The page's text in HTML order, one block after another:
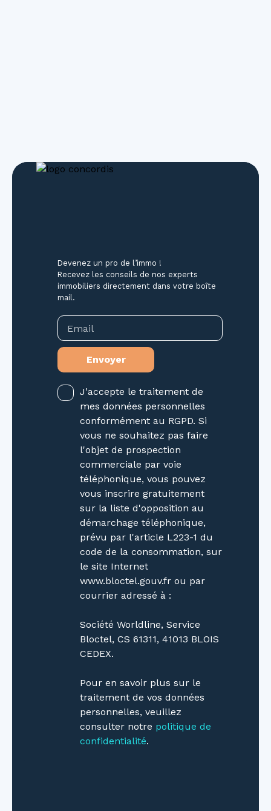
Devenez un pro de l’immo !
Recevez les conseils de nos experts
immobiliers directement dans votre boîte
mail.
Email
Envoyer
J'accepte le traitement de
mes données personnelles
conformément au RGPD. Si
vous ne souhaitez pas faire
l'objet de prospection
commerciale par voie
téléphonique, vous pouvez
vous inscrire gratuitement
sur la liste d'opposition au
démarchage téléphonique,
prévu par l'article L223-1 du
code de la consommation, sur
le site Internet
www.bloctel.gouv.fr ou par
courrier adressé à :
Société Worldline, Service
Bloctel, CS 61311, 41013 BLOIS
CEDEX.
Pour en savoir plus sur le
traitement de vos données
personnelles, veuillez
consulter notre politique de
confidentialité.